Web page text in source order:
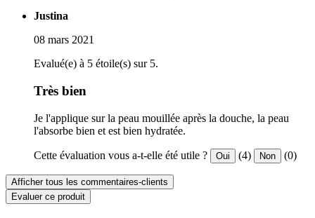
Justina
08 mars 2021
Evalué(e) à 5 étoile(s) sur 5.
Très bien
Je l'applique sur la peau mouillée après la douche, la peau
l'absorbe bien et est bien hydratée.
Cette évaluation vous a-t-elle été utile ? Oui (4) Non (0)
Afficher tous les commentaires-clients
Evaluer ce produit